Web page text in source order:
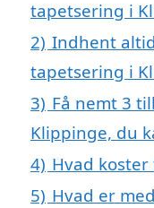
tapetsering i
2) Indhent
tapetsering i
3) Få nemt 3
Klippinge, du
4) Hvad
5) Hvad er